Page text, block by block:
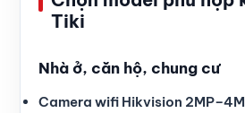
Tiki
Nhà ở, căn hộ, chung cư
Camera wifi Hikvision